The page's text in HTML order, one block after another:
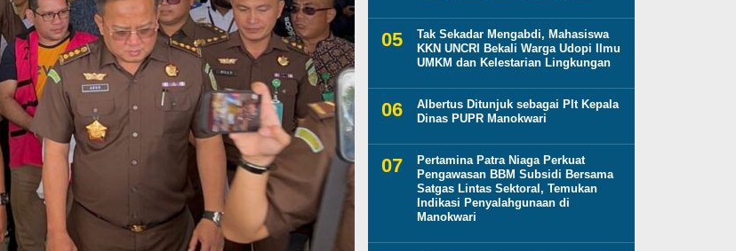
Tak Sekadar Mengabdi, Mahasiswa
KKN UNCRI Bekali Warga Udopi Ilmu
UMKM dan Kelestarian Lingkungan
Albertus Ditunjuk sebagai Plt Kepala
Dinas PUPR Manokwari
Pertamina Patra Niaga Perkuat
Pengawasan BBM Subsidi Bersama
Satgas Lintas Sektoral, Temukan
Indikasi Penyalahgunaan di
Manokwari